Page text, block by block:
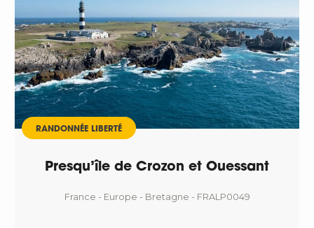
RANDONNÉE LIBERTÉ
Presqu’île de Crozon et Ouessant
France - Europe - Bretagne - FRALP0049